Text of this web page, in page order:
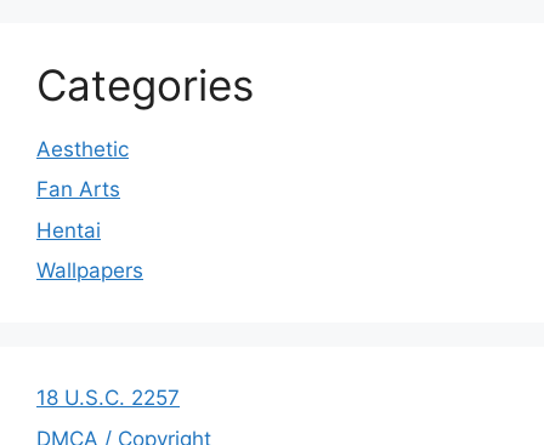
Categories
Aesthetic
Fan Arts
Hentai
Wallpapers
18 U.S.C. 2257
DMCA / Copyright